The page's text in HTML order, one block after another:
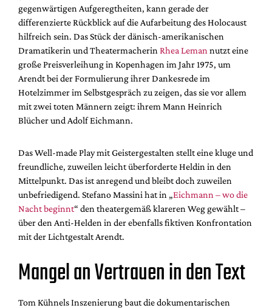
gegenwärtigen Aufgeregtheiten, kann gerade der
differenzierte Rückblick auf die Aufarbeitung des Holocaust
hilfreich sein. Das Stück der dänisch-amerikanischen
Dramatikerin und Theatermacherin Rhea Leman nutzt eine
große Preisverleihung in Kopenhagen im Jahr 1975, um
Arendt bei der Formulierung ihrer Dankesrede im
Hotelzimmer im Selbstgespräch zu zeigen, das sie vor allem
mit zwei toten Männern zeigt: ihrem Mann Heinrich
Blücher und Adolf Eichmann.
Das Well-made Play mit Geistergestalten stellt eine kluge und
freundliche, zuweilen leicht überforderte Heldin in den
Mittelpunkt. Das ist anregend und bleibt doch zuweilen
unbefriedigend. Stefano Massini hat in „Eichmann – wo die
Nacht beginnt“ den theatergemäß klareren Weg gewählt –
über den Anti-Helden in der ebenfalls fiktiven Konfrontation
mit der Lichtgestalt Arendt.
Mangel an Vertrauen in den Text
Tom Kühnels Inszenierung baut die dokumentarischen